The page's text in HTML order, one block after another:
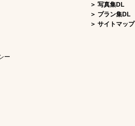
ー
写真集DL
プラン集DL
サイトマップ